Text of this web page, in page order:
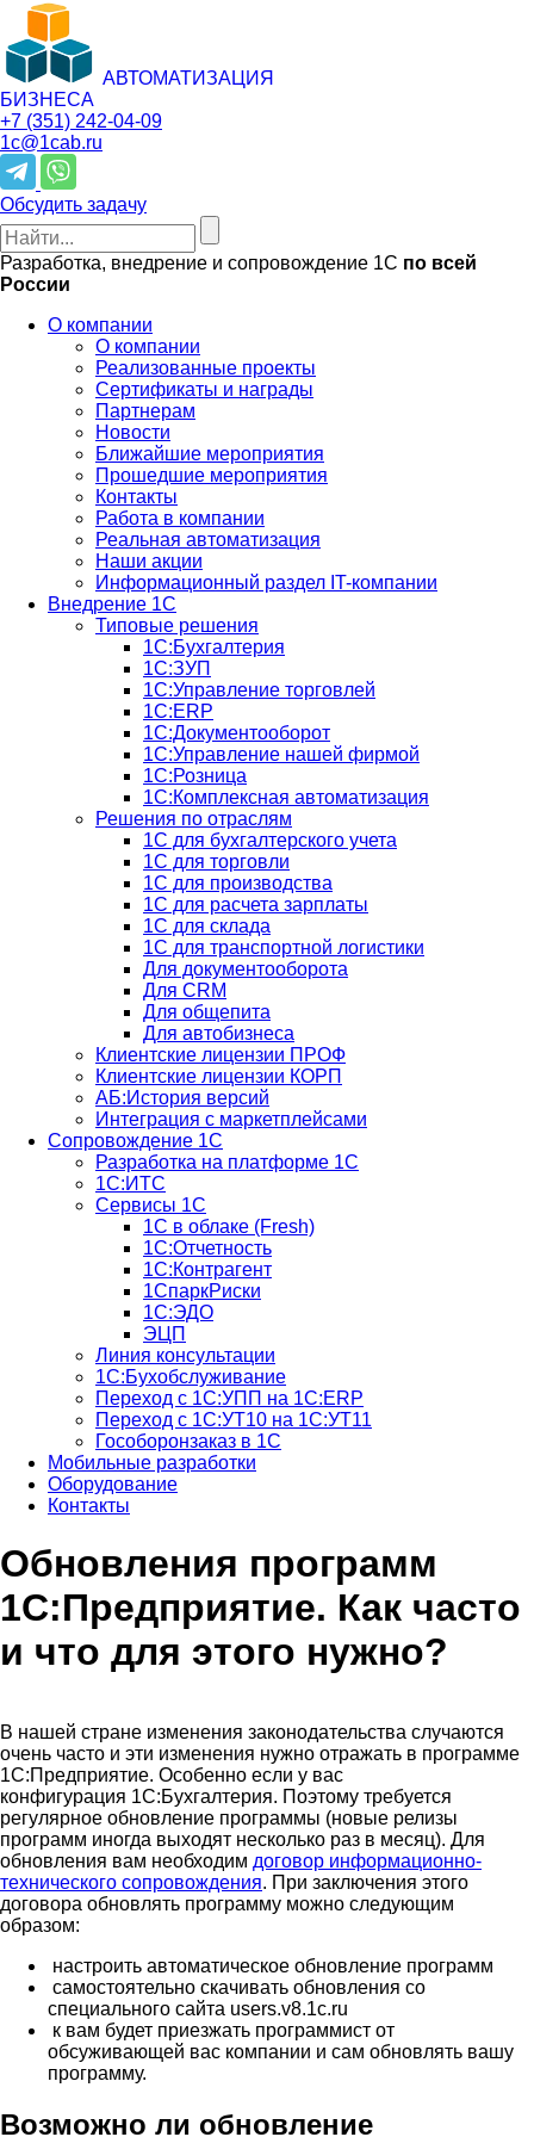
АВТОМАТИЗАЦИЯ
БИЗНЕСА
+7 (351) 242-04-09
1c@1cab.ru
Обсудить задачу
Разработка, внедрение и сопровождение 1С по всей
России
О компании
О компании
Реализованные проекты
Сертификаты и награды
Партнерам
Новости
Ближайшие мероприятия
Прошедшие мероприятия
Контакты
Работа в компании
Реальная автоматизация
Наши акции
Информационный раздел IT-компании
Внедрение 1С
Типовые решения
1С:Бухгалтерия
1С:ЗУП
1С:Управление торговлей
1С:ERP
1C:Документооборот
1С:Управление нашей фирмой
1С:Розница
1С:Комплексная автоматизация
Решения по отраслям
1С для бухгалтерского учета
1С для торговли
1С для производства
1C для расчета зарплаты
1С для склада
1С для транспортной логистики
Для документооборота
Для CRM
Для общепита
Для автобизнеса
Клиентские лицензии ПРОФ
Клиентские лицензии КОРП
АБ:История версий
Интеграция с маркетплейсами
Сопровождение 1С
Разработка на платформе 1С
1С:ИТС
Сервисы 1С
1С в облаке (Fresh)
1С:Отчетность
1С:Контрагент
1СпаркРиски
1С:ЭДО
ЭЦП
Линия консультации
1С:Бухобслуживание
Переход с 1С:УПП на 1С:ERP
Переход с 1С:УТ10 на 1С:УТ11
Гособоронзаказ в 1С
Мобильные разработки
Оборудование
Контакты
Обновления программ
1С:Предприятие. Как часто
и что для этого нужно?
В нашей стране изменения законодательства случаются
очень часто и эти изменения нужно отражать в программе
1С:Предприятие. Особенно если у вас
конфигурация 1С:Бухгалтерия. Поэтому требуется
регулярное обновление программы (новые релизы
программ иногда выходят несколько раз в месяц). Для
обновления вам необходим договор информационно-
технического сопровождения. При заключения этого
договора обновлять программу можно следующим
образом:
настроить автоматическое обновление программ
самостоятельно скачивать обновления со
специального сайта users.v8.1c.ru
к вам будет приезжать программист от
обсуживающей вас компании и сам обновлять вашу
программу.
Возможно ли обновление